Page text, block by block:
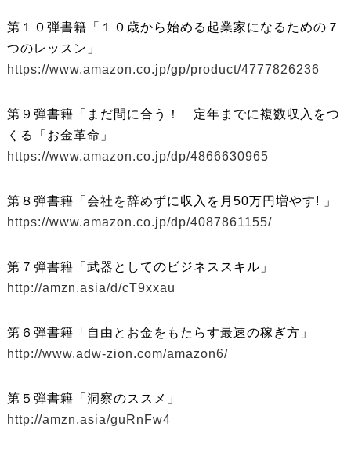
第１０弾書籍「１０歳から始める起業家になるための７
つのレッスン」
https://www.amazon.co.jp/gp/product/4777826236
第９弾書籍「まだ間に合う！ 定年までに複数収入をつ
くる「お金革命」
https://www.amazon.co.jp/dp/4866630965
第８弾書籍「会社を辞めずに収入を月50万円増やす! 」
https://www.amazon.co.jp/dp/4087861155/
第７弾書籍「武器としてのビジネススキル」
http://amzn.asia/d/cT9xxau
第６弾書籍「自由とお金をもたらす最速の稼ぎ方」
http://www.adw-zion.com/amazon6/
第５弾書籍「洞察のススメ」
http://amzn.asia/guRnFw4